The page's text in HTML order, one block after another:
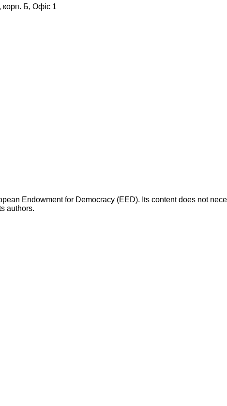
корп. Б, Офіс 1
Endowment for Democracy (EED). Its content does not
authors.